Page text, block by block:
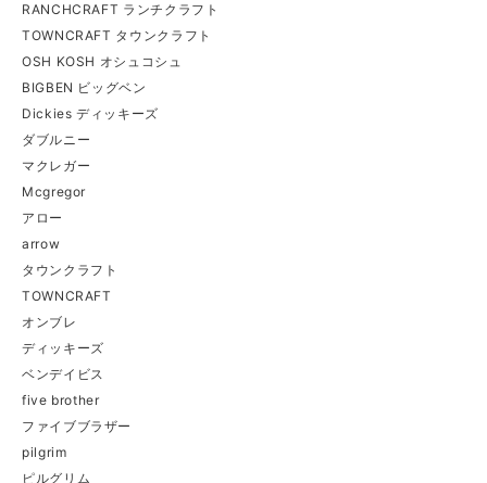
RANCHCRAFT ランチクラフト
TOWNCRAFT タウンクラフト
OSH KOSH オシュコシュ
BIGBEN ビッグベン
Dickies ディッキーズ
ダブルニー
マクレガー
Mcgregor
アロー
arrow
タウンクラフト
TOWNCRAFT
オンブレ
ディッキーズ
ベンデイビス
five brother
ファイブブラザー
pilgrim
ピルグリム